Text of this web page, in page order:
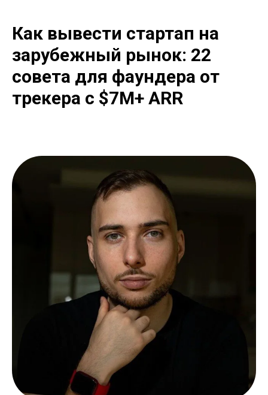
Как вывести стартап на
зарубежный рынок: 22
совета для фаундера от
трекера с $7M+ ARR